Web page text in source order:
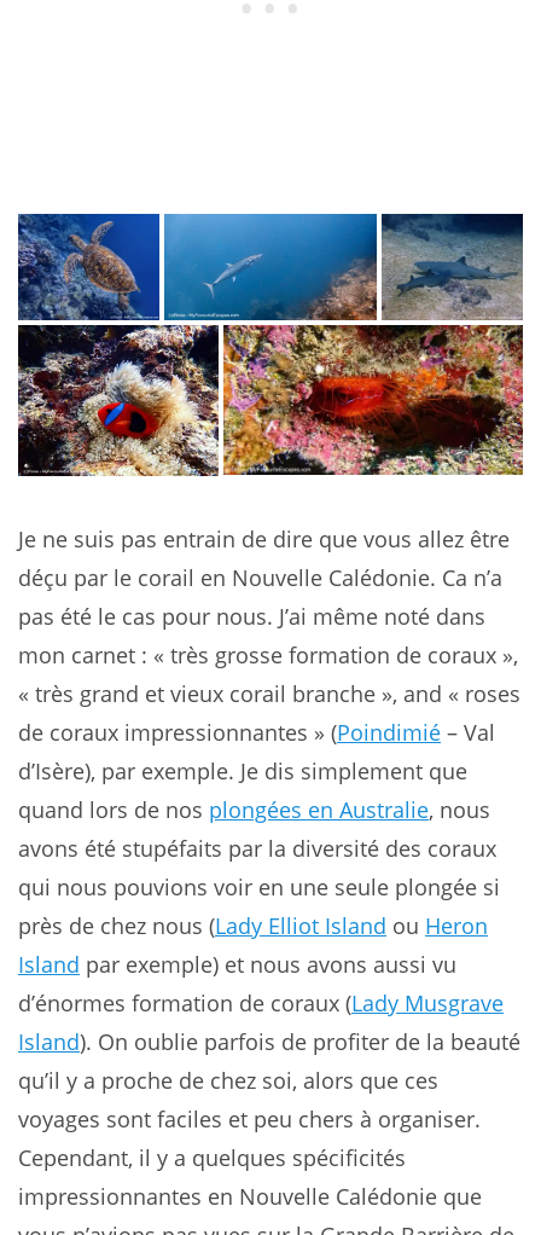
Je ne suis pas entrain de dire que vous allez être
déçu par le corail en Nouvelle Calédonie. Ca n’a
pas été le cas pour nous. J’ai même noté dans
mon carnet : « très grosse formation de coraux »,
« très grand et vieux corail branche », and « roses
de coraux impressionnantes » (Poindimié – Val
d’Isère), par exemple. Je dis simplement que
quand lors de nos plongées en Australie, nous
avons été stupéfaits par la diversité des coraux
qui nous pouvions voir en une seule plongée si
près de chez nous (Lady Elliot Island ou Heron
Island par exemple) et nous avons aussi vu
d’énormes formation de coraux (Lady Musgrave
Island). On oublie parfois de profiter de la beauté
qu’il y a proche de chez soi, alors que ces
voyages sont faciles et peu chers à organiser.
Cependant, il y a quelques spécificités
impressionnantes en Nouvelle Calédonie que